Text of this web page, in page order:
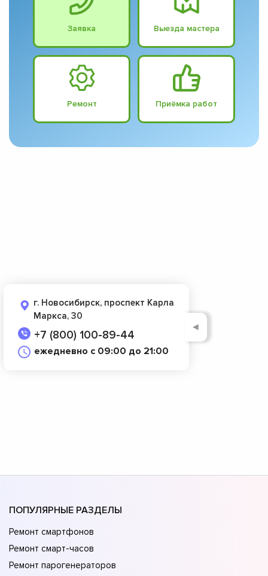
Заявка Выезда мастера
Ремонт Приёмка работ
г. Новосибирск, проспект Карла
Маркса, 30
+7 (800) 100-89-44
ежедневно с 09:00 до 21:00
◄
ПОПУЛЯРНЫЕ РАЗДЕЛЫ
Ремонт смартфонов
Ремонт смарт-часов
Ремонт парогенераторов